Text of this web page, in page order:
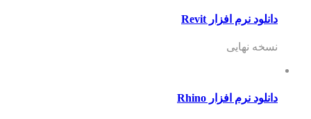
دانلود نرم افزار Revit
نسخه نهایی
دانلود نرم افزار Rhino